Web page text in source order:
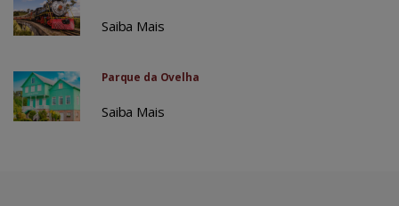
Saiba Mais
Parque da Ovelha
Saiba Mais